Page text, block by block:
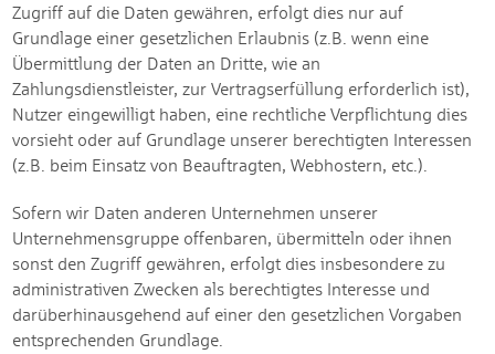
Zugriff auf die Daten gewähren, erfolgt dies nur auf
Grundlage einer gesetzlichen Erlaubnis (z.B. wenn eine
Übermittlung der Daten an Dritte, wie an
Zahlungsdienstleister, zur Vertragserfüllung erforderlich ist),
Nutzer eingewilligt haben, eine rechtliche Verpflichtung dies
vorsieht oder auf Grundlage unserer berechtigten Interessen
(z.B. beim Einsatz von Beauftragten, Webhostern, etc.).
Sofern wir Daten anderen Unternehmen unserer
Unternehmensgruppe offenbaren, übermitteln oder ihnen
sonst den Zugriff gewähren, erfolgt dies insbesondere zu
administrativen Zwecken als berechtigtes Interesse und
darüberhinausgehend auf einer den gesetzlichen Vorgaben
entsprechenden Grundlage.